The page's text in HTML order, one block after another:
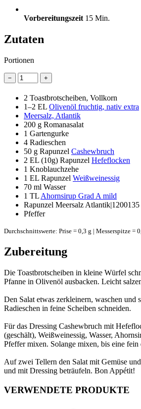
Vorbereitungszeit 15 Min.
Zutaten
Portionen
− +
2 Toastbrotscheiben, Vollkorn
1–2 EL Olivenöl fruchtig, nativ extra
Meersalz, Atlantik
200 g Romanasalat
1 Gartengurke
4 Radieschen
50 g Rapunzel Cashewbruch
2 EL (10g) Rapunzel Hefeflocken
1 Knoblauchzehe
1 EL Rapunzel Weißweinessig
70 ml Wasser
1 TL Ahornsirup Grad A mild
Rapunzel Meersalz Atlantik|1200135
Pfeffer
Durchschnittswerte: Prise = 0,3 g | Messerspitze =
Zubereitung
Die Toastbrotscheiben in kleine Würfel
Pfanne in Olivenöl ausbacken. Leicht
Den Salat etwas zerkleinern, waschen und
Radieschen in feine Scheiben schneiden.
Für das Dressing Cashewbruch mit
(geschält), Weißweinessig, Wasser,
Pfeffer mixen. Solange mixen, bis eine fein
Auf zwei Tellern den Salat mit Gemüse
und mit Dressing beträufeln. Bon Appétit!
VERWENDETE PRODUKTE